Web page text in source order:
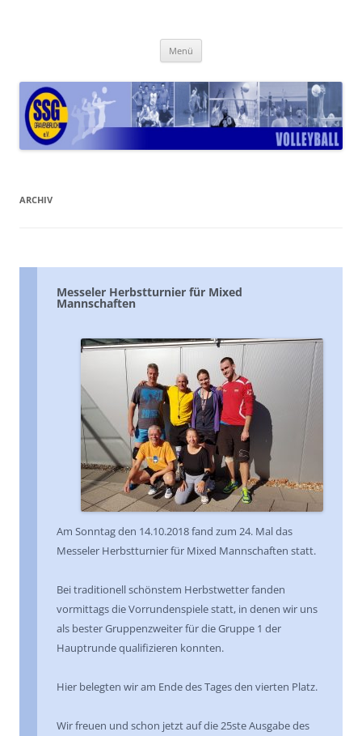
Menü
ARCHIV
Messeler Herbstturnier für Mixed
Mannschaften
Am Sonntag den 14.10.2018 fand zum 24. Mal das
Messeler Herbstturnier für Mixed Mannschaften statt.
Bei traditionell schönstem Herbstwetter fanden
vormittags die Vorrundenspiele statt, in denen wir uns
als bester Gruppenzweiter für die Gruppe 1 der
Hauptrunde qualifizieren konnten.
Hier belegten wir am Ende des Tages den vierten Platz.
Wir freuen und schon jetzt auf die 25ste Ausgabe des